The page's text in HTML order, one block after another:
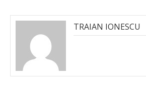
TRAIAN IONESCU